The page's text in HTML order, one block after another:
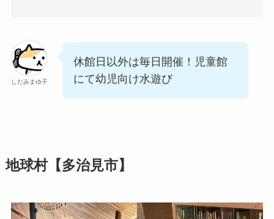
しだみまゆ子
休館日以外は毎日開催！児童館
にて幼児向け水遊び
地球村【多治見市】